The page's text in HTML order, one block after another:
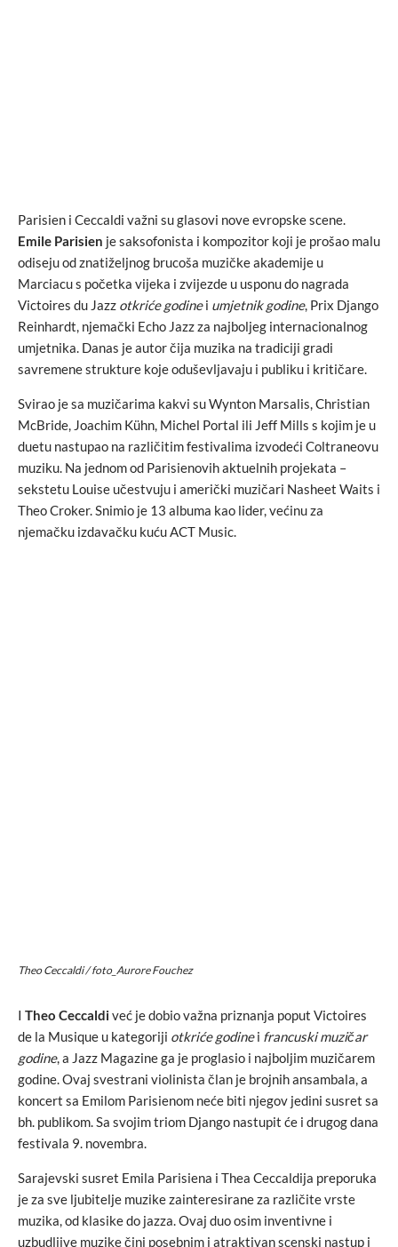
Parisien i Ceccaldi važni su glasovi nove evropske scene.
Emile Parisien je saksofonista i kompozitor koji je prošao malu
odiseju od znatiželjnog brucoša muzičke akademije u
Marciacu s početka vijeka i zvijezde u usponu do nagrada
Victoires du Jazz otkriće godinei umjetnik godine, Prix Django
Reinhardt, njemački Echo Jazz za najboljeg internacionalnog
umjetnika. Danas je autor čija muzika na tradiciji gradi
savremene strukture koje oduševljavaju i publiku i kritičare.
Svirao je sa muzičarima kakvi su Wynton Marsalis, Christian
McBride, Joachim Kühn, Michel Portal ili Jeff Mills s kojim je u
duetu nastupao na različitim festivalima izvodeći Coltraneovu
muziku. Na jednom od Parisienovih aktuelnih projekata –
sekstetu Louise učestvuju i američki muzičari Nasheet Waits i
Theo Croker. Snimio je 13 albuma kao lider, većinu za
njemačku izdavačku kuću ACT Music.
Theo Ceccaldi / foto_Aurore Fouchez
I Theo Ceccaldiveć je dobio važna priznanja poput Victoires
de la Musique u kategoriji otkriće godinei francuski muzičar
godine, a Jazz Magazine ga je proglasio i najboljim muzičarem
godine. Ovaj svestrani violinista član je brojnih ansambala, a
koncert sa Emilom Parisienom neće biti njegov jedini susret sa
bh. publikom. Sa svojim triom Django nastupit će i drugog dana
festivala 9. novembra.
Sarajevski susret Emila Parisiena i Thea Ceccaldija preporuka
je za sve ljubitelje muzike zainteresirane za različite vrste
muzika, od klasike do jazza. Ovaj duo osim inventivne i
uzbudljive muzike čini posebnim i atraktivan scenski nastup i